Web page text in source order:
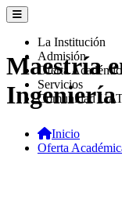
La Institución
Admisión
Oferta
Servicios
Comunidad
Maestría
Inicio
Oferta